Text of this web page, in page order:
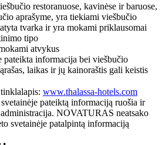
restoranuose, kavinėse ir baruose,
aprašyme, yra tiekiami viešbučio
tvarka ir yra mokami priklausomai
tipo
atvykus
pateikta informacija bei viešbučio
laikas ir jų kainoraštis gali keistis
www.thalassa-hotels.com
pateiktą informaciją ruošia ir
NOVATURAS neatsako
svetainėje patalpintą informaciją